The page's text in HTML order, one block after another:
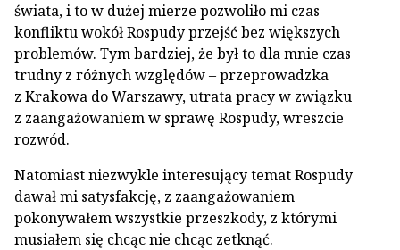
świata, i to w dużej mierze pozwoliło mi czas
konfliktu wokół Rospudy przejść bez większych
problemów. Tym bardziej, że był to dla mnie czas
trudny z różnych względów – przeprowadzka
z Krakowa do Warszawy, utrata pracy w związku
z zaangażowaniem w sprawę Rospudy, wreszcie
rozwód.
Natomiast niezwykle interesujący temat Rospudy
dawał mi satysfakcję, z zaangażowaniem
pokonywałem wszystkie przeszkody, z którymi
musiałem się chcąc nie chcąc zetknąć.